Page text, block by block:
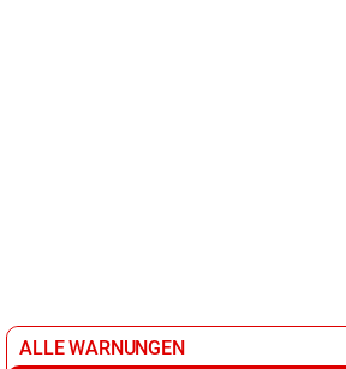
ALLE WARNUNGEN